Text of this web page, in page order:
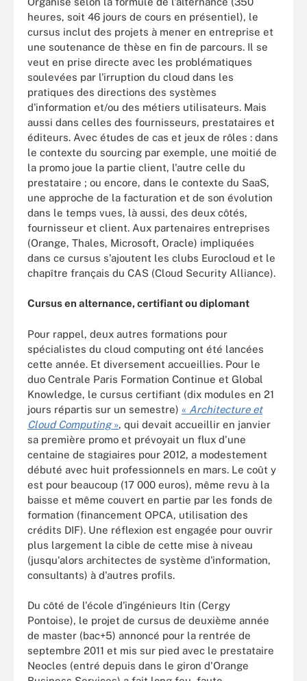
heures, soit 46 jours de cours en présentiel), le
cursus inclut des projets à mener en entreprise et
une soutenance de thèse en fin de parcours. Il se
veut en prise directe avec les problématiques
soulevées par l'irruption du cloud dans les
pratiques des directions des systèmes
d'information et/ou des métiers utilisateurs. Mais
aussi dans celles des fournisseurs, prestataires et
éditeurs. Avec études de cas et jeux de rôles : dans
le contexte du sourcing par exemple, une moitié de
la promo joue la partie client, l'autre celle du
prestataire ; ou encore, dans le contexte du SaaS,
une approche de la facturation et de son évolution
dans le temps vues, là aussi, des deux côtés,
fournisseur et client. Aux partenaires entreprises
(Orange, Thales, Microsoft, Oracle) impliquées
dans ce cursus s'ajoutent les clubs Eurocloud et le
chapître français du CAS (Cloud Security Alliance).
Cursus en alternance, certifiant ou diplomant
Pour rappel, deux autres formations pour
spécialistes du cloud computing ont été lancées
cette année. Et diversement accueillies. Pour le
duo Centrale Paris Formation Continue et Global
Knowledge, le cursus certifiant (dix modules en 21
jours répartis sur un semestre) « Architecture et
Cloud Computing», qui devait accueillir en janvier
sa première promo et prévoyait un flux d'une
centaine de stagiaires pour 2012, a modestement
débuté avec huit professionnels en mars. Le coût y
est pour beaucoup (17 000 euros), même revu à la
baisse et même couvert en partie par les fonds de
formation (financement OPCA, utilisation des
crédits DIF). Une réflexion est engagée pour ouvrir
plus largement la cible de cette mise à niveau
(jusqu'alors architectes de système d'information,
consultants) à d'autres profils.
Du côté de l'école d'ingénieurs Itin (Cergy
Pontoise), le projet de cursus de deuxième année
de master (bac+5) annoncé pour la rentrée de
septembre 2011 et mis sur pied avec le prestataire
Neocles (entré depuis dans le giron d'Orange